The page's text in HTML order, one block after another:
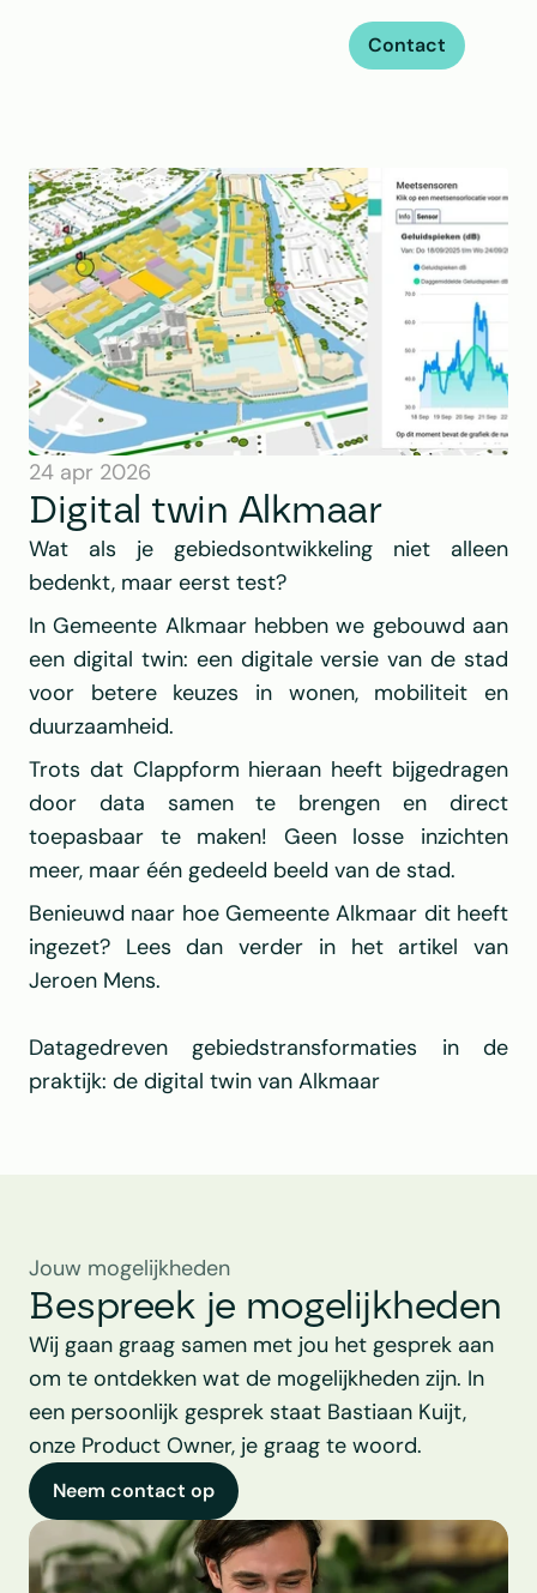
Contact
24 apr 2026
Digital twin Alkmaar
Wat als je gebiedsontwikkeling niet alleen
bedenkt, maar eerst test?
In Gemeente Alkmaar hebben we gebouwd aan
een digital twin: een digitale versie van de stad
voor betere keuzes in wonen, mobiliteit en
duurzaamheid.
Trots dat Clappform hieraan heeft bijgedragen
door data samen te brengen en direct
toepasbaar te maken! Geen losse inzichten
meer, maar één gedeeld beeld van de stad.
Benieuwd naar hoe Gemeente Alkmaar dit heeft
ingezet? Lees dan verder in het artikel van
Jeroen Mens.
Datagedreven gebiedstransformaties in de
praktijk: de digital twin van Alkmaar
Jouw mogelijkheden
Bespreek je mogelijkheden
Wij gaan graag samen met jou het gesprek aan
om te ontdekken wat de mogelijkheden zijn. In
een persoonlijk gesprek staat Bastiaan Kuijt,
onze Product Owner, je graag te woord.
Neem contact op